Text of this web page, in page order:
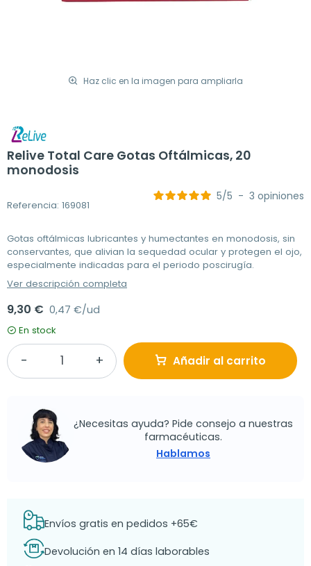
Haz clic en la imagen para ampliarla
Relive Total Care Gotas Oftálmicas, 20
monodosis
Referencia: 169081
5/5 - 3 opiniones
Gotas oftálmicas lubricantes y humectantes en monodosis, sin
conservantes, que alivian la sequedad ocular y protegen el ojo,
especialmente indicadas para el periodo poscirugía.
Ver descripción completa
9,30 € 0,47 €/ud
En stock
Añadir al carrito
¿Necesitas ayuda? Pide consejo a nuestras
farmacéuticas.
Hablamos
Envíos gratis en pedidos +65€
Devolución en 14 días laborables